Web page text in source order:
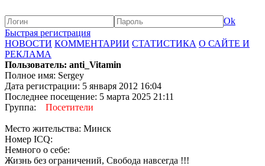
Ok
Быстрая регистрация
НОВОСТИ КОММЕНТАРИИ СТАТИСТИКА О САЙТЕ И
РЕКЛАМА
Пользователь: anti_Vitamin
Полное имя: Sergey
Дата регистрации: 5 января 2012 16:04
Последнее посещение: 5 марта 2025 21:11
Группа: Посетители
Место жительства: Минск
Номер ICQ:
Немного о себе:
Жизнь без ограничений, Свобода навсегда !!!